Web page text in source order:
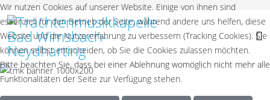
Wir nutzen Cookies auf unserer Website. Einige von ihnen sind
essenziell für den Betrieb der Seite, während andere uns helfen, diese
Website und die Nutzererfahrung zu verbessern (Tracking Cookies). Sie
können selbst entscheiden, ob Sie die Cookies zulassen möchten.
Bitte beachten Sie, dass bei einer Ablehnung womöglich nicht mehr alle
Funktionalitäten der Seite zur Verfügung stehen.